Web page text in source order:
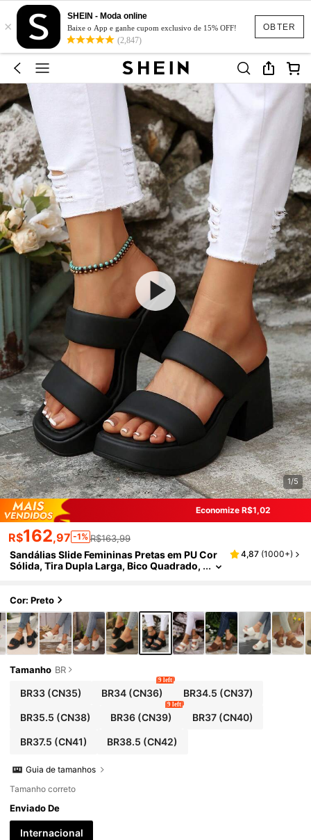
OBTER
×
SHEIN - Moda online
Baixe o App e ganhe cupom exclusivo de 15% OFF!
(2,847)
1/5
Economize R$1,02
R$162,97 -1% R$163,99
Sandálias Slide Femininas Pretas em PU Cor
Sólida, Tira Dupla Larga, Bico Quadrado,
4,87 (1000+)
Cor: Preto
Tamanho BR
BR33(CN35) BR34 (CN36)
9 left
BR34.5 (CN37)
BR35.5 (CN38) BR36 (CN39)
9 left
BR37(CN40)
BR37.5 (CN41) BR38.5 (CN42)
Guia de tamanhos
Tamanho correto
Enviado De
Internacional